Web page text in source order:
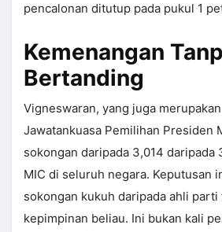
pencalonan ditutup pada pukul 1
Kemenangan
Bertanding
Vigneswaran, yang juga
Jawatankuasa Pemilihan Presiden
sokongan daripada 3,014 daripada
MIC di seluruh negara. Keputusan
sokongan kukuh daripada ahli parti
kepimpinan beliau. Ini bukan kali